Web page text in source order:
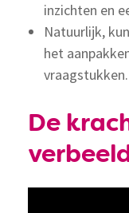
inzichten en
Natuurlijk,
het
vraagstukken.
De